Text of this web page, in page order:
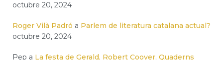
octubre 20, 2024
Roger Vilà Padró a Parlem de literatura catalana actual?
octubre 20, 2024
Pep a La festa de Gerald, Robert Coover, Quaderns